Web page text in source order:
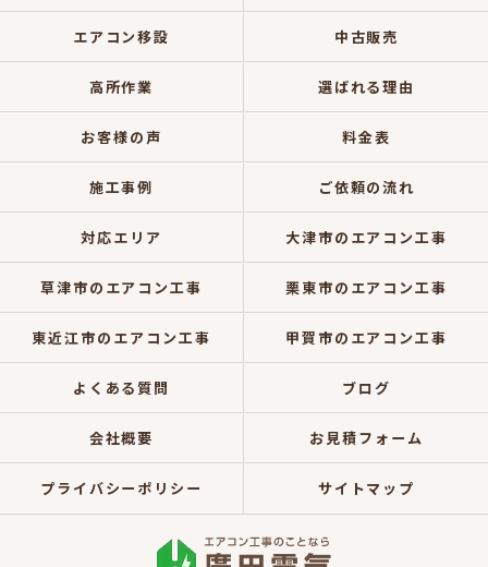
エアコン移設 中古販売
高所作業 選ばれる理由
お客様の声 料金表
施工事例 ご依頼の流れ
対応エリア 大津市のエアコン工事
草津市のエアコン工事 栗東市のエアコン工事
東近江市のエアコン工事 甲賀市のエアコン工事
よくある質問 ブログ
会社概要 お見積フォーム
プライバシーポリシー サイトマップ